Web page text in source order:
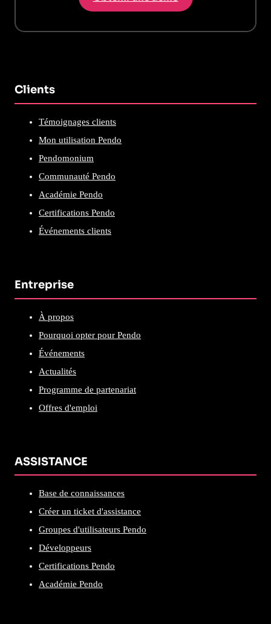
Clients
Témoignages clients
Mon utilisation Pendo
Pendomonium
Communauté Pendo
Académie Pendo
Certifications Pendo
Événements clients
Entreprise
À propos
Pourquoi opter pour Pendo
Événements
Actualités
Programme de partenariat
Offres d'emploi
ASSISTANCE
Base de connaissances
Créer un ticket d'assistance
Groupes d'utilisateurs Pendo
Développeurs
Certifications Pendo
Académie Pendo